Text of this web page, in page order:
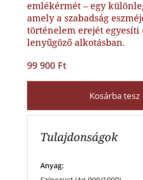
emlékérmét – egy
amely a szabadság
történelem erejét egyesíti
lenyűgöző alkotásban.
99 900 Ft
Kosárba tesz
Tulajdonságok
Anyag: